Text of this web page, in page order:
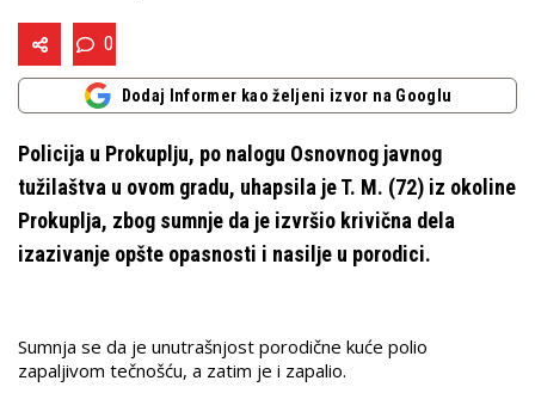
0
Dodaj Informer kao željeni izvor na Googlu
Policija u Prokuplјu, po nalogu Osnovnog javnog
tužilaštva u ovom gradu, uhapsila je T. M. (72) iz okoline
Prokuplјa, zbog sumnje da je izvršio krivična dela
izazivanje opšte opasnosti i nasilјe u porodici.
Sumnja se da je unutrašnjost porodične kuće polio
zapalјivom tečnošću, a zatim je i zapalio.